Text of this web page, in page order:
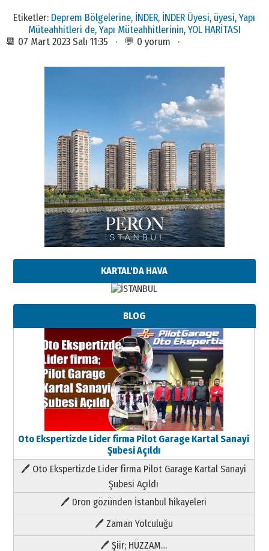
Etiketler: Deprem Bölgelerine, İNDER, İNDER Üyesi, üyesi,Yapı
Müteahhitleri de,Yapı Müteahhitlerinin,YOL HARİTASI
📆 07 Mart 2023 Salı 11:35 · 💬 0 yorum ·
KARTAL'DA HAVA
BLOG
Oto Ekspertizde Lider firma Pilot Garage Kartal Sanayi
Şubesi Açıldı
🖊 Oto Ekspertizde Lider firma Pilot Garage Kartal Sanayi
Şubesi Açıldı
🖊 Dron gözünden İstanbul hikayeleri
🖊 Zaman Yolculuğu
🖊 Şiir; HÜZZAM…